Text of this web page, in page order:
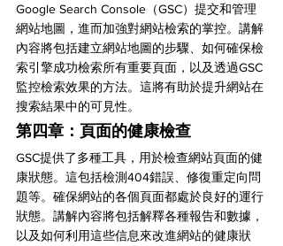
Google Search Console（GSC）提交和管理
網站地圖，進而加強對網站檢索的掌控。講解
內容將包括建立網站地圖的步驟、如何確保檢
索引擎成功檢索所有重要頁面，以及透過GSC
監控檢索效果的方法。這將有助於提升網站在
搜索結果中的可見性。
第四章：頁面的健康檢查
GSC提供了多種工具，用於檢查網站頁面的健
康狀態。這包括檢測404錯誤、修復重定向問
題等。確保網站的各個頁面都處於良好的運行
狀態。講解內容將包括解釋各種報告和數據，
以及如何利用這些信息來改進網站的健康狀